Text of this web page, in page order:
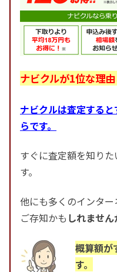
ナビクルが1位な理由
ナビクルは査定する
らです。
すぐに査定額を知り
す。
他にも多くのインタ
ご存知かも しれません
概算額が
す。